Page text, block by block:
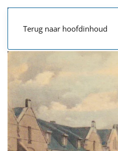
Terug naar hoofdinhoud